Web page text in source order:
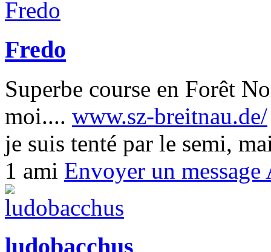
Fredo
Superbe course en Forêt
moi.... www.sz-breitnau.de/
je suis tenté par le semi,
1 ami Envoyer un message
ludobacchus